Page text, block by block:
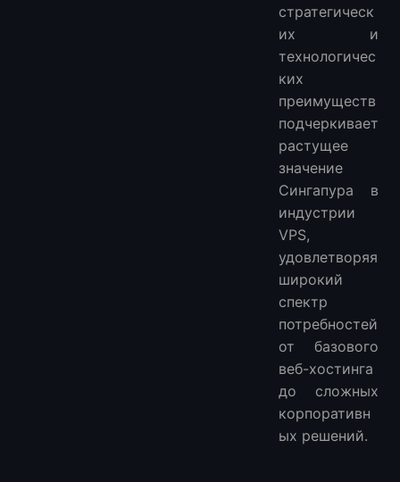
стратегическ
их и
технологичес
ких
преимуществ
подчеркивает
растущее
значение
Сингапура в
индустрии
VPS,
удовлетворяя
широкий
спектр
потребностей
от базового
веб-хостинга
до сложных
корпоративн
ых решений.